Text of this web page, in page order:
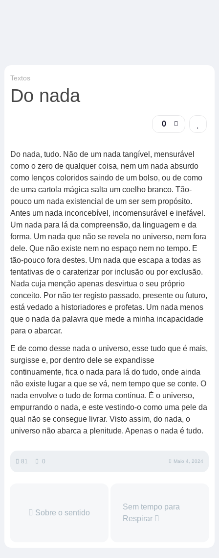
Textos
Do nada
0
Do nada, tudo. Não de um nada tangível, mensurável
como o zero de qualquer coisa, nem um nada absurdo
como lenços coloridos saindo de um bolso, ou de como
de uma cartola mágica salta um coelho branco. Tão-
pouco um nada existencial de um ser sem propósito.
Antes um nada inconcebível, incomensurável e inefável.
Um nada para lá da compreensão, da linguagem e da
forma. Um nada que não se revela no universo, nem fora
dele. Que não existe nem no espaço nem no tempo. E
tão-pouco fora destes. Um nada que escapa a todas as
tentativas de o caraterizar por inclusão ou por exclusão.
Nada cuja menção apenas desvirtua o seu próprio
conceito. Por não ter registo passado, presente ou futuro,
está vedado a historiadores e profetas. Um nada menos
que o nada da palavra que mede a minha incapacidade
para o abarcar.
E de como desse nada o universo, esse tudo que é mais,
surgisse e, por dentro dele se expandisse
continuamente, fica o nada para lá do tudo, onde ainda
não existe lugar a que se vá, nem tempo que se conte. O
nada envolve o tudo de forma contínua. É o universo,
empurrando o nada, e este vestindo-o como uma pele da
qual não se consegue livrar. Visto assim, do nada, o
universo não abarca a plenitude. Apenas o nada é tudo.
81 0 Maio 4, 2024
Sobre o sentido
Sem tempo para
Respirar